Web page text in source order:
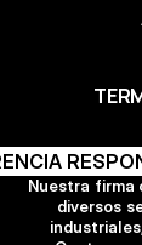
Nuestra firma
diversos